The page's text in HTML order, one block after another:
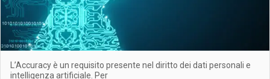
L’Accuracy è un requisito presente nel diritto dei dati personali e
intelligenza artificiale. Per